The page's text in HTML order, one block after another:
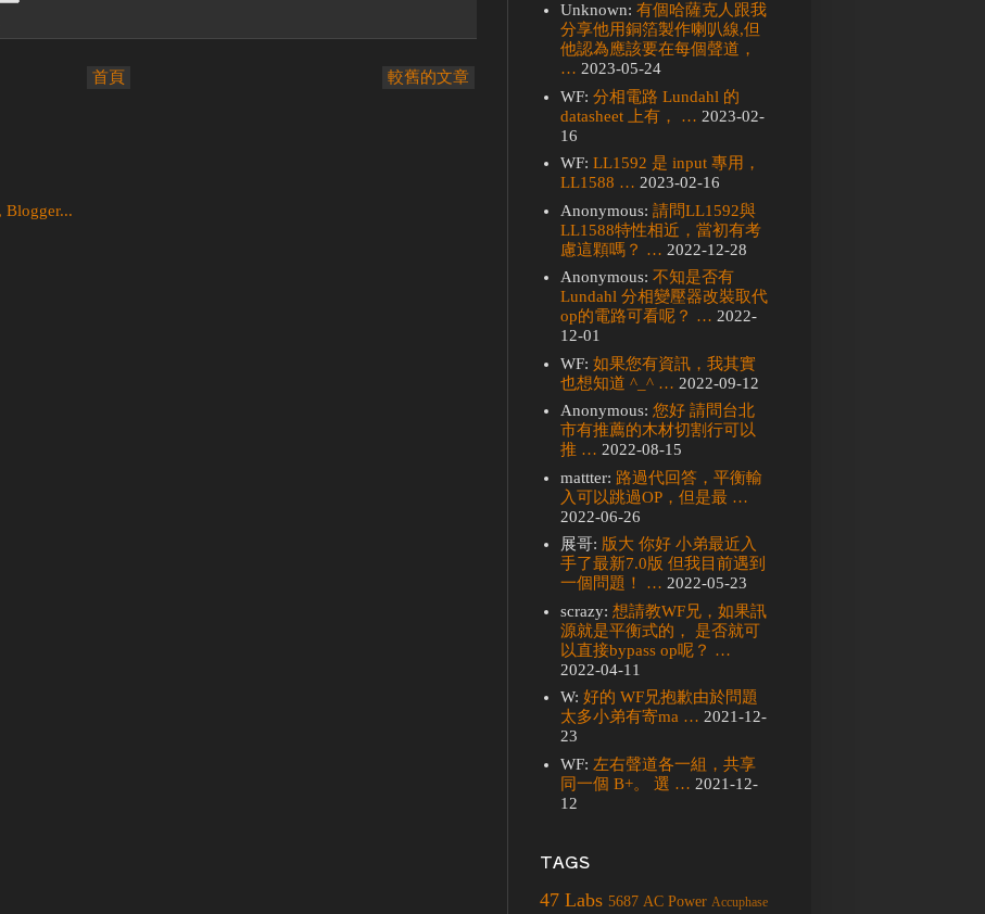
較舊的文章
首頁
Unknown: 有個哈薩克人跟我
分享他用銅箔製作喇叭線,但
他認為應該要在每個聲道，
… 2023-05-24
WF: 分相電路 Lundahl 的
datasheet 上有， … 2023-02-
16
WF: LL1592 是 input 專用，
LL1588 … 2023-02-16
Anonymous: 請問LL1592與
LL1588特性相近，當初有考
慮這顆嗎？ … 2022-12-28
Anonymous: 不知是否有
Lundahl 分相變壓器改裝取代
op的電路可看呢？ … 2022-
12-01
WF: 如果您有資訊，我其實
也想知道 ^_^ … 2022-09-12
Anonymous: 您好 請問台北
市有推薦的木材切割行可以
推 … 2022-08-15
mattter: 路過代回答，平衡輸
入可以跳過OP，但是最 …
2022-06-26
展哥: 版大 你好 小弟最近入
手了最新7.0版 但我目前遇到
一個問題！ … 2022-05-23
scrazy: 想請教WF兄，如果訊
源就是平衡式的， 是否就可
以直接bypass op呢？ …
2022-04-11
W: 好的 WF兄抱歉由於問題
太多小弟有寄ma … 2021-12-
23
WF: 左右聲道各一組，共享
同一個 B+。 選 … 2021-12-
12
TAGS
47 Labs 5687 AC Power Accuphase